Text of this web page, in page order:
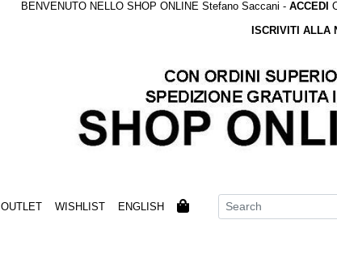
BENVENUTO NELLO SHOP ONLINE Stefano Saccani - ACCEDI
ISCRIVITI ALLA
OUTLET WISHLIST ENGLISH